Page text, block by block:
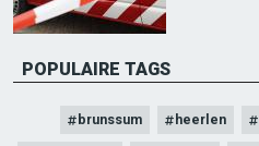
POPULAIRE TAGS
brunssum heerlen